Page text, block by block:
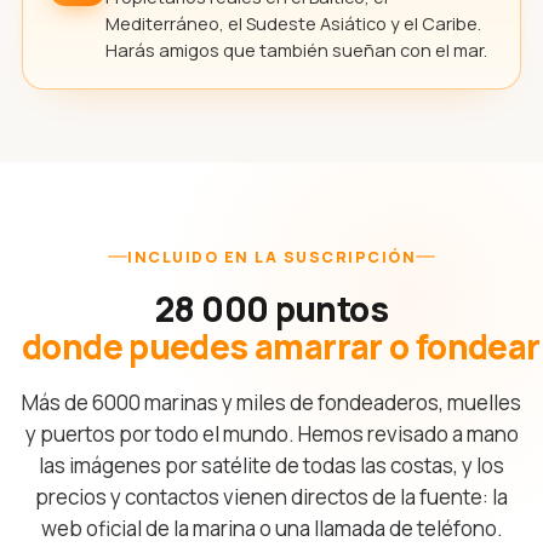
Mediterráneo, el Sudeste Asiático y el Caribe.
Harás amigos que también sueñan con el mar.
INCLUIDO EN LA SUSCRIPCIÓN
28 000 puntos
donde puedes amarrar o fondear
Más de 6000 marinas y miles de fondeaderos, muelles
y puertos por todo el mundo. Hemos revisado a mano
las imágenes por satélite de todas las costas, y los
precios y contactos vienen directos de la fuente: la
web oficial de la marina o una llamada de teléfono.